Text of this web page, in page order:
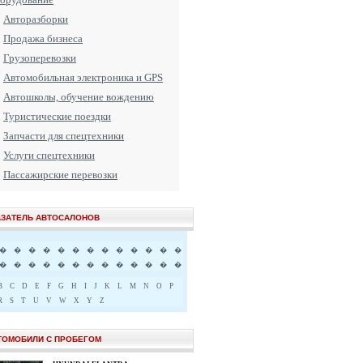
Авторазборки
Продажа бизнеса
Грузоперевозки
Автомобильная электроника и GPS
Автошколы, обучение вождению
Туристические поездки
Запчасти для спецтехники
Услуги спецтехники
Пассажирские перевозки
АВТОСАЛОНОВ
� � � � � � � � � � � �
�
� � � � � � � � � � � � �
C D E F G H I J K L M N O
P
S T U V W X Y Z
С ПРОБЕГОМ